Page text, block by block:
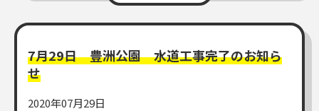
7月29日 豊洲公園 水道工事完了のお知ら
せ
2020年07月29日